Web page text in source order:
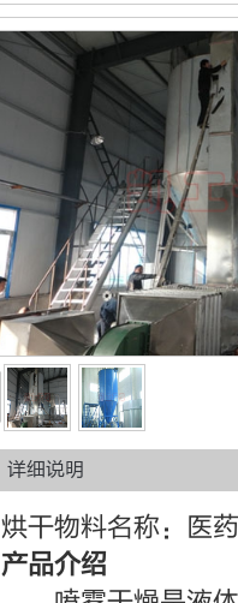
详细说明
烘干物料名称：医
产品介绍